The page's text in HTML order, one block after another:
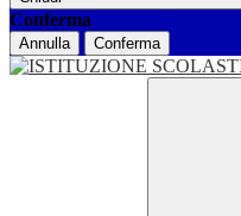
Conferma
Annulla Conferma